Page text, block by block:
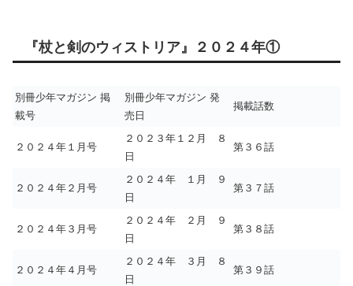
『杖と剣のウィストリア』２０２４年①
別冊少年マガジン 掲
載号
別冊少年マガジン 発
売日
掲載話数
２０２４年１月号
２０２３年１２月 ８
日
第３６話
２０２４年２月号
２０２４年 １月 ９
日
第３７話
２０２４年３月号
２０２４年 ２月 ９
日
第３８話
２０２４年４月号
２０２４年 ３月 ８
日
第３９話